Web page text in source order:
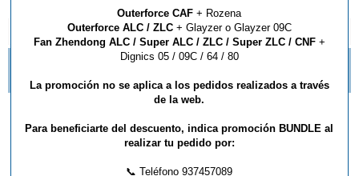
DESCRIPCIÓN Y CARACTERÍSTICAS
¿QUÉ ESTILO DE MANGO DE RAQUETA DEBO
ELEGIR?
Madera JOOLA Baseline
JR XXS
Outerforce CAF + Rozena
Outerforce ALC / ZLC+ Glayzer o Glayzer 09C
Fan Zhendong ALC / Super ALC / ZLC / Super ZLC / CNF+
Dignics 05 / 09C / 64 / 80
La promoción no se aplica a los pedidos realizados a través
de la web.
Para beneficiarte del descuento, indica promoción BUNDLE al
realizar tu pedido por:
📞 Teléfono 937457089